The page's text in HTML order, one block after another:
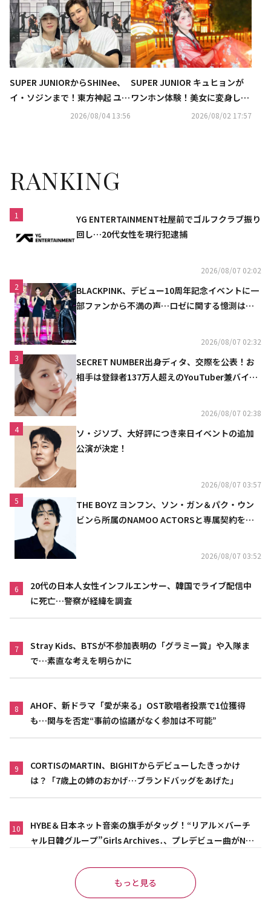
に出演決定 期待
SUPER JUNIORからSHINee、
イ・ソジンまで！東方神起 ユン
ホの初ソロコンサートに豪華芸
2026/08/04 13:56
SUPER JUNIOR キュヒョンが
ワンホン体験！美女に変身した
姿が話題に（動画あり）
2026/08/02 17:57
RANKING
1
YG ENTERTAINMENT社屋前でゴルフクラブ振り
回し…20代女性を現行犯逮捕
2026/08/07 02:02
2
BLACKPINK、デビュー10周年記念イベントに一
部ファンから不満の声…ロゼに関する憶測は否
2026/08/07 02:32
3
SECRET NUMBER出身ディタ、交際を公表！お
相手は登録者137万人超えのYouTuber兼バイオ
2026/08/07 02:38
4
ソ・ジソブ、大好評につき来日イベントの追加
公演が決定！
2026/08/07 03:57
5
THE BOYZ ヨンフン、ソン・ガン＆パク・ウン
ビンら所属のNAMOO ACTORSと専属契約を締
2026/08/07 03:52
6
20代の日本人女性インフルエンサー、韓国でライブ配信中
に死亡…警察が経緯を調査
7
Stray Kids、BTSが不参加表明の「グラミー賞」や入隊ま
で…素直な考えを明らかに
8
AHOF、新ドラマ「愛が来る」OST歌唱者投票で1位獲得
も…関与を否定“事前の協議がなく参加は不可能”
9
CORTISのMARTIN、BIGHITからデビューしたきっかけ
は？「7歳上の姉のおかげ…ブランドバッグをあげた」
10
HYBE＆日本ネット音楽の旗手がタッグ！“リアル×バーチ
ャル日韓グループ”Girls Archives․、プレデビュー曲がNet
もっと見る